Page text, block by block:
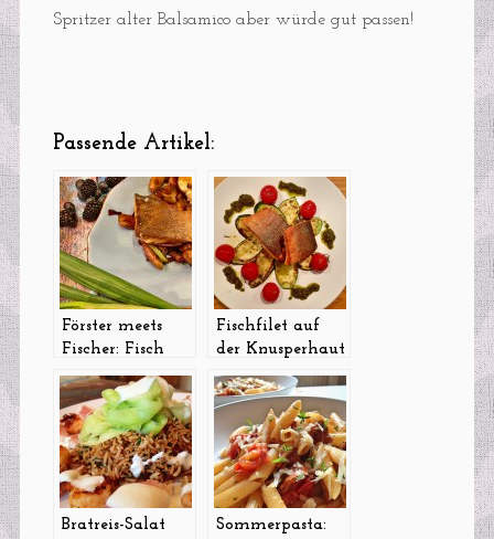
Spritzer alter Balsamico aber würde gut passen!
Passende Artikel:
Förster meets
Fischer: Fisch
mit Beeren und
Pilzen aus der
Pfanne
Fischfilet auf
der Knusperhaut
gebraten mit
Grillzucchini
und
Ofentomaten…
sooooo lecker!
Bratreis-Salat Sommerpasta: